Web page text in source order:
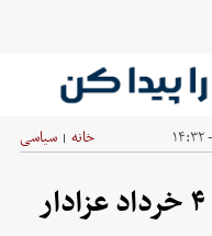
خانه | سیاسی
سیدمحمد خاتمی امروز ۴ خرداد عزادار